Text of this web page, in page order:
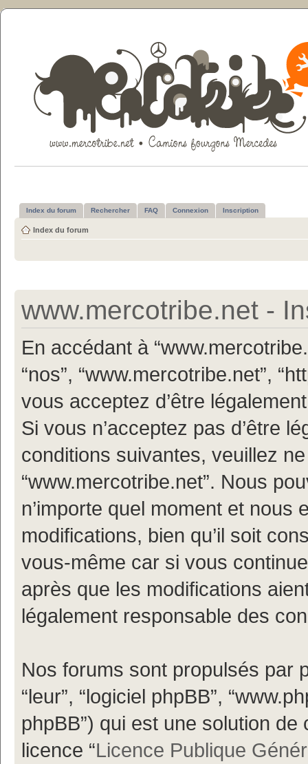
Index du forum Rechercher FAQ Connexion Inscription
Index du forum
www.mercotribe.net -
En accédant à
“nos”, “www.mercotribe.net”,
vous acceptez d’être
Si vous n’acceptez pas d’être
conditions suivantes, veuillez
“www.mercotribe.net”. Nous
n’importe quel moment et
modifications, bien qu’il soit
vous-même car si vous
après que les modifications
légalement responsable des
Nos forums sont propulsés par
“leur”, “logiciel phpBB”,
phpBB”) qui est une solution
licence “Licence Publique